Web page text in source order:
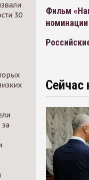
30
Фильм
Сейчас